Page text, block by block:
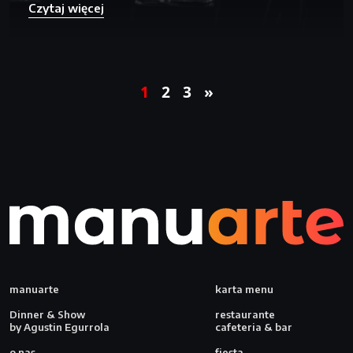
Czytaj więcej
1 2 3 »
manuarte
Dinner & Show
by Agustin Egurrola
karta menu
restaurante
cafeteria & bar